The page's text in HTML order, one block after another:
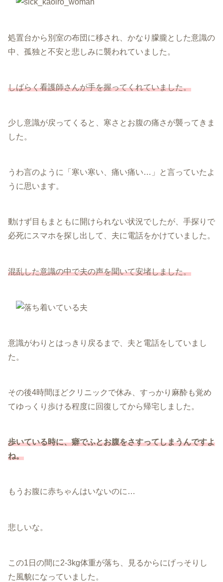
処置台から別室の布団に移され、かなり朦朧とした意識の
中、孤独と不安と悲しみに襲われていました。
しばらく看護師さんが手を握ってくれていました。
少し意識が戻ってくると、寒さとお腹の痛さが襲ってきま
した。
うわ言のように「寒い寒い、痛い痛い…」と言っていたよ
うに思います。
動けず目もまともに開けられない状況でしたが、手探りで
必死にスマホを探し出して、夫に電話をかけていました。
混乱した意識の中で夫の声を聞いて安堵しました。
意識がわりとはっきり戻るまで、夫と電話をしていまし
た。
その後4時間ほどクリニックで休み、すっかり麻酔も覚め
てゆっくり歩ける程度に回復してから帰宅しました。
歩いている時に、癖でふとお腹をさすってしまうんですよ
ね。
もうお腹に赤ちゃんはいないのに…
悲しいな。
この1日の間に2-3kg体重が落ち、見るからにげっそりし
た風貌になっていました。